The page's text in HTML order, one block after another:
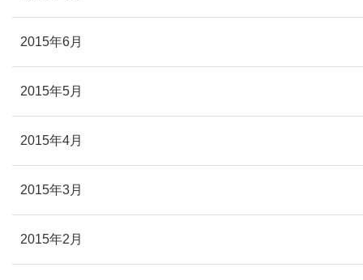
2015年6月
2015年5月
2015年4月
2015年3月
2015年2月